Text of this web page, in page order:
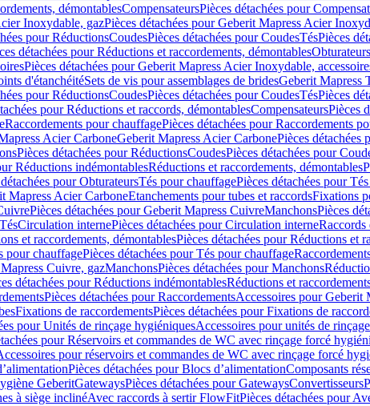
démontablesCompensateursPièces détachées pour
Inoxydable, gazPièces détachées pour Geberit Mapress Acier
pour RéductionsCoudesPièces détachées pour CoudesTésPièces
détachées pour Réductions et raccordements, démontablesObturateurs
Pièces détachées pour Geberit Mapress Acier Inoxydable,
d'étanchéitéSets de vis pour assemblages de bridesGeberit Mapress
pour RéductionsCoudesPièces détachées pour CoudesTésPièces
pour Réductions et raccords, démontablesCompensateursPièces
Raccordements pour chauffagePièces détachées pour Raccordements
Acier CarboneGeberit Mapress Acier CarbonePièces détachées
Pièces détachées pour RéductionsCoudesPièces détachées pour
Réductions indémontablesRéductions et raccordements, démontables
pour ObturateursTés pour chauffagePièces détachées pour
Mapress Acier CarboneEtanchements pour tubes et raccordsFixations
Pièces détachées pour Geberit Mapress CuivreManchonsPièces
Circulation internePièces détachées pour Circulation interneRaccords
et raccordements, démontablesPièces détachées pour Réductions et
pour chauffagePièces détachées pour Tés pour chauffage
Cuivre, gazManchonsPièces détachées pour Manchons
détachées pour Réductions indémontablesRéductions et
Pièces détachées pour RaccordementsAccessoires pour Geberit
Fixations de raccordementsPièces détachées pour Fixations de
pour Unités de rinçage hygiéniquesAccessoires pour unités de
pour Réservoirs et commandes de WC avec rinçage forcé
pour réservoirs et commandes de WC avec rinçage forcé
Pièces détachées pour Blocs d’alimentationComposants
GeberitGatewaysPièces détachées pour GatewaysConvertisseurs
à siège inclinéAvec raccords à sertir FlowFitPièces détachées pour